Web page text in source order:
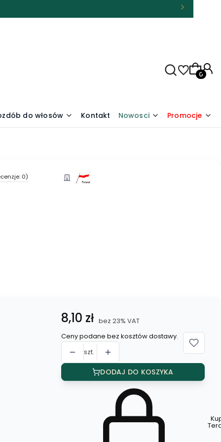
do włosów Kontakt Nowosci Promocje
0)
Cena
8,10 zł bez 23% VAT
Ceny podane bez kosztów dostawy.
szt.
DODAJ DO KOSZYKA
Szybki